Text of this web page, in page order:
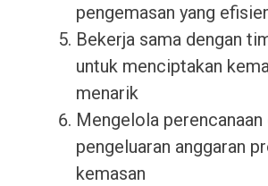
pengemasan yang
Bekerja sama dengan
untuk menciptakan
menarik
Mengelola perencanaan
pengeluaran anggaran
kemasan